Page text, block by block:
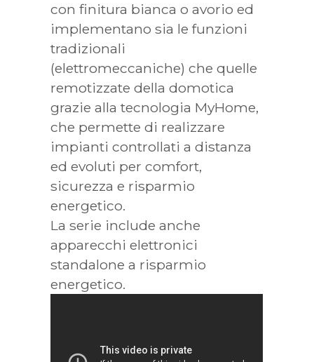
con finitura bianca o avorio ed
implementano sia le funzioni
tradizionali
(elettromeccaniche) che quelle
remotizzate della domotica
grazie alla tecnologia MyHome,
che permette di realizzare
impianti controllati a distanza
ed evoluti per comfort,
sicurezza e risparmio
energetico.
La serie include anche
apparecchi elettronici
standalone a risparmio
energetico.